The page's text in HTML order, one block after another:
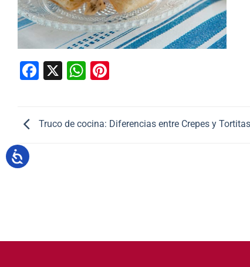
Facebook
X WhatsApp
Truco de cocina: Diferencias entre Crepes y Tortitas